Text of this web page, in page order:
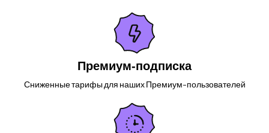
Премиум-подписка
Сниженные тарифы для наших Премиум-пользователей